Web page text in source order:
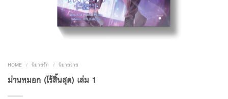
HOME / นิยายรัก / นิยายวาย
ม่านหมอก (ไร้สิ้นสุด) เล่ม 1